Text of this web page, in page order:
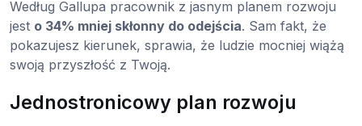
Według Gallupa pracownik z jasnym planem rozwoju
jest o 34% mniej skłonny do odejścia. Sam fakt, że
pokazujesz kierunek, sprawia, że ludzie mocniej wiążą
swoją przyszłość z Twoją.
Jednostronicowy plan rozwoju